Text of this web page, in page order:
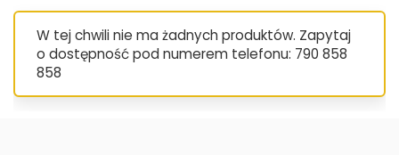
W tej chwili nie ma żadnych produktów. Zapytaj
o dostępność pod numerem telefonu: 790 858
858